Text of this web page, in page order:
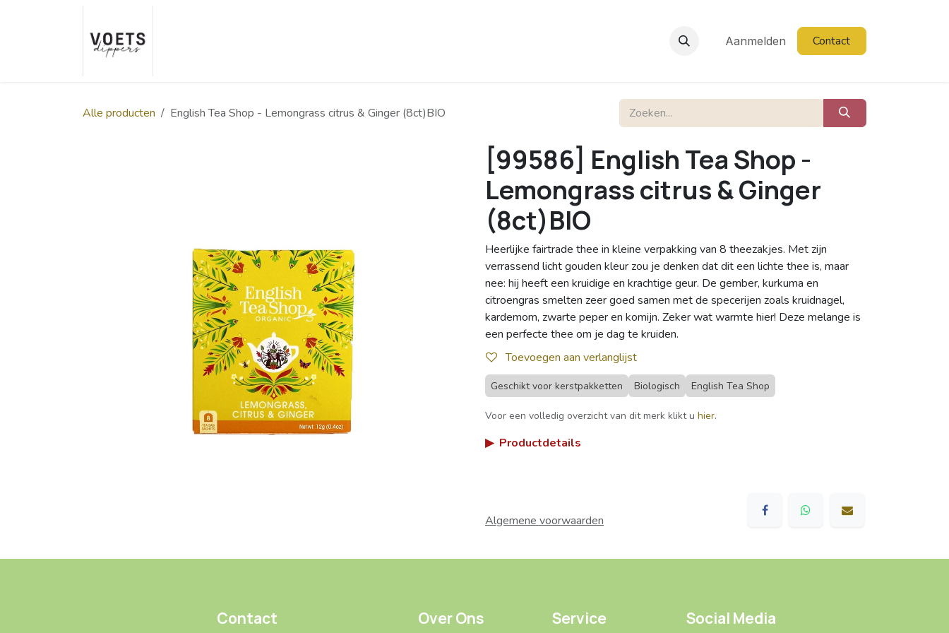
Overslaan naar inhoud
Aanmelden Contact
Alle producten English Tea Shop - Lemongrass citrus & Ginger (8ct)BIO
[99586] English Tea Shop -
Lemongrass citrus & Ginger
(8ct)BIO
Heerlijke fairtrade thee in kleine verpakking van 8 theezakjes. Met zijn
verrassend licht gouden kleur zou je denken dat dit een lichte thee is, maar
nee: hij heeft een kruidige en krachtige geur. De gember, kurkuma en
citroengras smelten zeer goed samen met de specerijen zoals kruidnagel,
kardemom, zwarte peper en komijn. Zeker wat warmte hier! Deze melange is
een perfecte thee om je dag te kruiden.
Toevoegen aan verlanglijst
Geschikt voor kerstpakketten Biologisch English Tea Shop
Voor een volledig overzicht van dit merk klikt u hier.
▶ Productdetails
Algemene voorwaarden
Contact Over Ons Service Social Media